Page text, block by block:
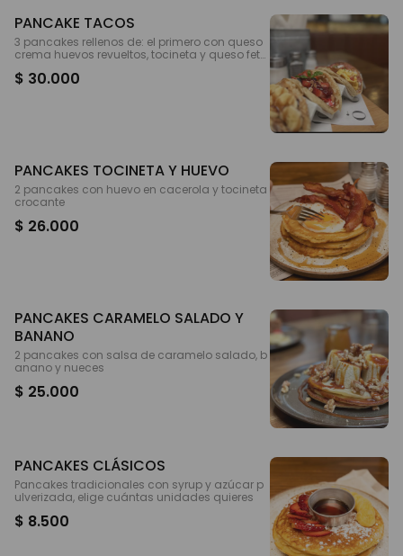
PANCAKE TACOS
3 pancakes rellenos de: el primero con queso
crema huevos revueltos, tocineta y queso feta
da casera y granola y el último con mantequi
$ 30.000
PANCAKES TOCINETA Y HUEVO
2 pancakes con huevo en cacerola y tocineta
crocante
$ 26.000
PANCAKES CARAMELO SALADO Y
BANANO
2 pancakes con salsa de caramelo salado, b
anano y nueces
$ 25.000
PANCAKES CLÁSICOS
Pancakes tradicionales con syrup y azúcar p
ulverizada, elige cuántas unidades quieres
$ 8.500